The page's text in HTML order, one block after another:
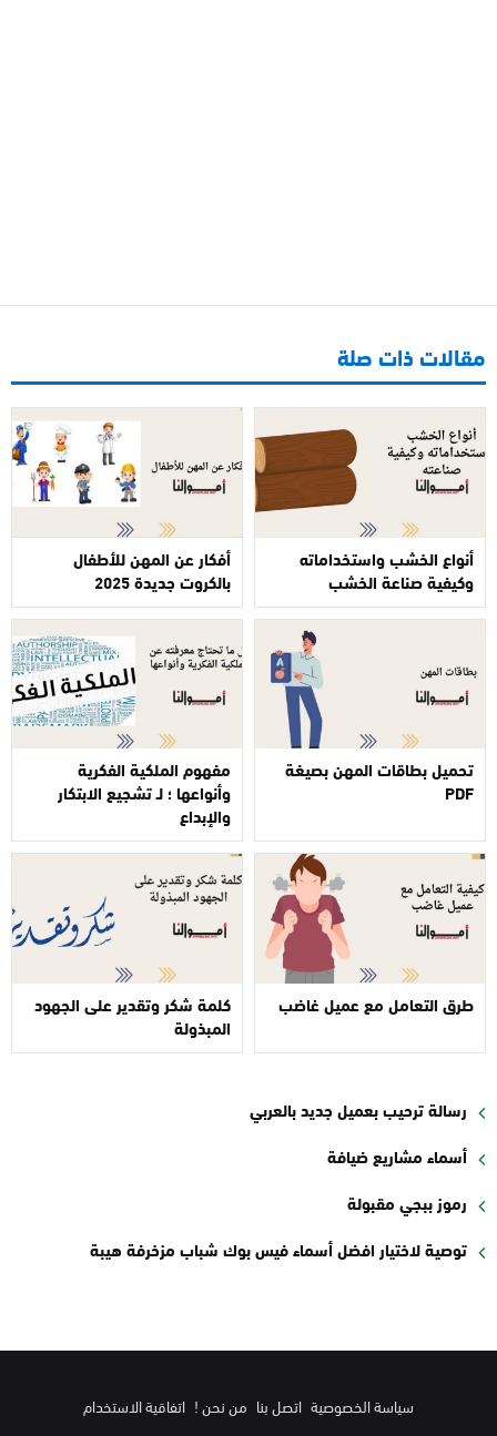
مقالات ذات صلة
أنواع الخشب واستخداماته
وكيفية صناعة الخشب
أفكار عن المهن للأطفال
بالكروت جديدة 2025
تحميل بطاقات المهن بصيغة
PDF
مفهوم الملكية الفكرية
وأنواعها ؛ لـ تشجيع الابتكار
والإبداع
طرق التعامل مع عميل غاضب كلمة شكر وتقدير على الجهود
المبذولة
رسالة ترحيب بعميل جديد بالعربي
أسماء مشاريع ضيافة
رموز ببجي مقبولة
توصية لاختيار افضل أسماء فيس بوك شباب مزخرفة هيبة
سياسة الخصوصية اتصل بنا من نحن ! اتفاقية الاستخدام